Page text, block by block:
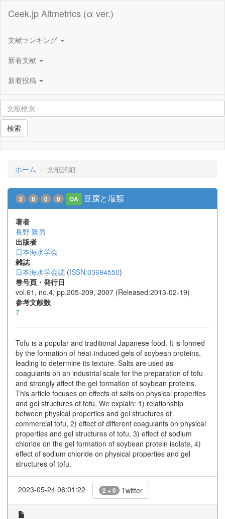
Ceek.jp Altmetrics (α ver.)
文献ランキング
新着文献
新着投稿
検索
ホーム 文献詳細
2 0 0 0 OA 豆腐と塩類
著者
長野 隆男
出版者
日本海水学会
雑誌
日本海水学会誌 (ISSN:03694550)
巻号頁・発行日
vol.61, no.4, pp.205-209, 2007 (Released:2013-02-19)
参考文献数
7
Tofu is a popular and traditional Japanese food. It is formed
by the formation of heat-induced gels of soybean proteins,
leading to determine its texture. Salts are used as
coagulants on an industrial scale for the preparation of tofu
and strongly affect the gel formation of soybean proteins.
This article focuses on effects of salts on physical properties
and gel structures of tofu. We explain: 1) relationship
between physical properties and gel structures of
commercial tofu, 2) effect of different coagulants on physical
properties and gel structures of tofu, 3) effect of sodium
chloride on the gel formation of soybean protein isolate, 4)
effect of sodium chloride on physical properties and gel
structures of tofu.
2023-05-24 06:01:22 2 + 0 Twitter